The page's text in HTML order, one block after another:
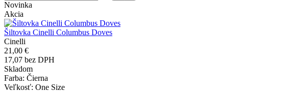
Novinka
Akcia
Šiltovka Cinelli Columbus Doves
Cinelli
21,00 €
17,07 bez DPH
Skladom
Farba: Čierna
Veľkosť: One Size